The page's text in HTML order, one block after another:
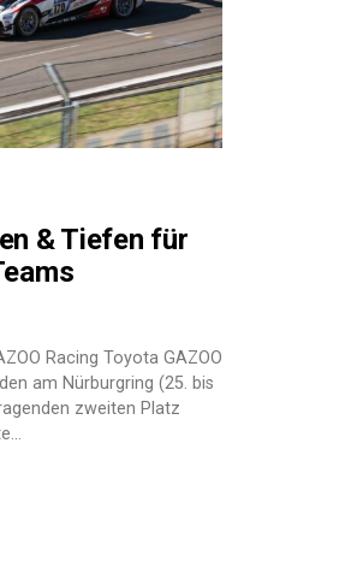
& Tiefen für
Racing Toyota GAZOO
am Nürburgring (25. bis
zweiten Platz